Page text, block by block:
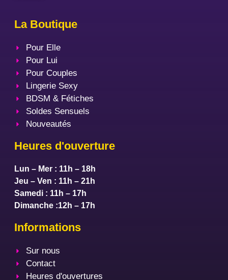
La Boutique
Pour Elle
Pour Lui
Pour Couples
Lingerie Sexy
BDSM & Fétiches
Soldes Sensuels
Nouveautés
Heures d'ouverture
Lun – Mer : 11h – 18h
Jeu – Ven : 11h – 21h
Samedi : 11h – 17h
Dimanche :12h – 17h
Informations
Sur nous
Contact
Heures d'ouvertures